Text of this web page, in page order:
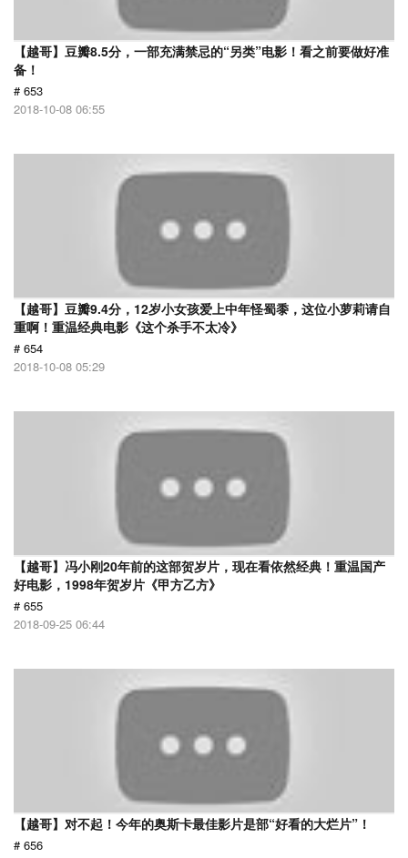
【越哥】豆瓣8.5分，一部充满禁忌的“另类”电影！看之前要做好准
备！
# 653
2018-10-08 06:55
【越哥】豆瓣9.4分，12岁小女孩爱上中年怪蜀黍，这位小萝莉请自
重啊！重温经典电影《这个杀手不太冷》
# 654
2018-10-08 05:29
【越哥】冯小刚20年前的这部贺岁片，现在看依然经典！重温国产
好电影，1998年贺岁片《甲方乙方》
# 655
2018-09-25 06:44
【越哥】对不起！今年的奥斯卡最佳影片是部“好看的大烂片”！
# 656